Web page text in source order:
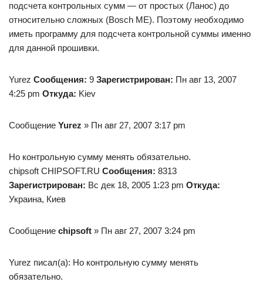
подсчета контрольных сумм — от простых (Ланос) до
относительно сложных (Bosch ME). Поэтому необходимо
иметь программу для подсчета контрольной суммы именно
для данной прошивки.
Yurez Сообщения: 9 Зарегистрирован: Пн авг 13, 2007
4:25 pm Откуда: Kiev
Сообщение Yurez » Пн авг 27, 2007 3:17 pm
Но контрольную сумму менять обязательно.
chipsoft CHIPSOFT.RU Сообщения: 8313
Зарегистрирован: Вс дек 18, 2005 1:23 pm Откуда:
Украина, Киев
Сообщение chipsoft » Пн авг 27, 2007 3:24 pm
Yurez писал(а): Но контрольную сумму менять
обязательно.